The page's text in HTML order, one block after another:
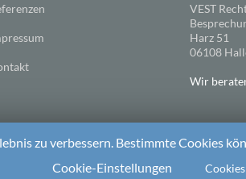
VEST
Harz 51
06108
Wir
zu verbessern. Bestimmte Cookies
Cookie-Einstellungen